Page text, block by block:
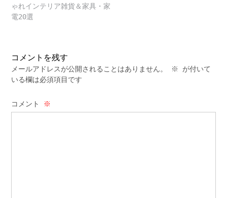
navigation
ゃれインテリア雑貨＆家具・家
電20選
コメントを残す
メールアドレスが公開されることはありません。 ※
が付いて
いる欄は必須項目です
コメント ※